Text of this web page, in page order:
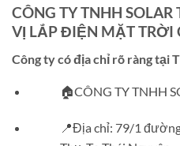
CÔNG TY TNHH
VỊ LẮP ĐIỆN MẶT TRỜI
Công ty có địa chỉ rõ ràng tại
🏠CÔNG TY TNHH
📍Địa chỉ: 79/1